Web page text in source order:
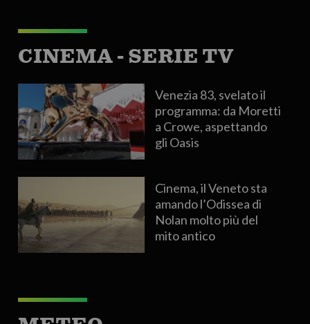
CINEMA - SERIE TV
Venezia 83, svelato il
programma: da Moretti
a Crowe, aspettando
gli Oasis
Cinema, il Veneto sta
amando l’Odissea di
Nolan molto più del
mito antico